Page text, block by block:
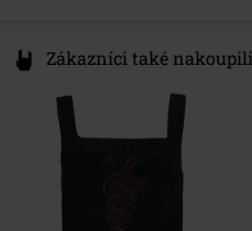
Zákazníci také nakoupili